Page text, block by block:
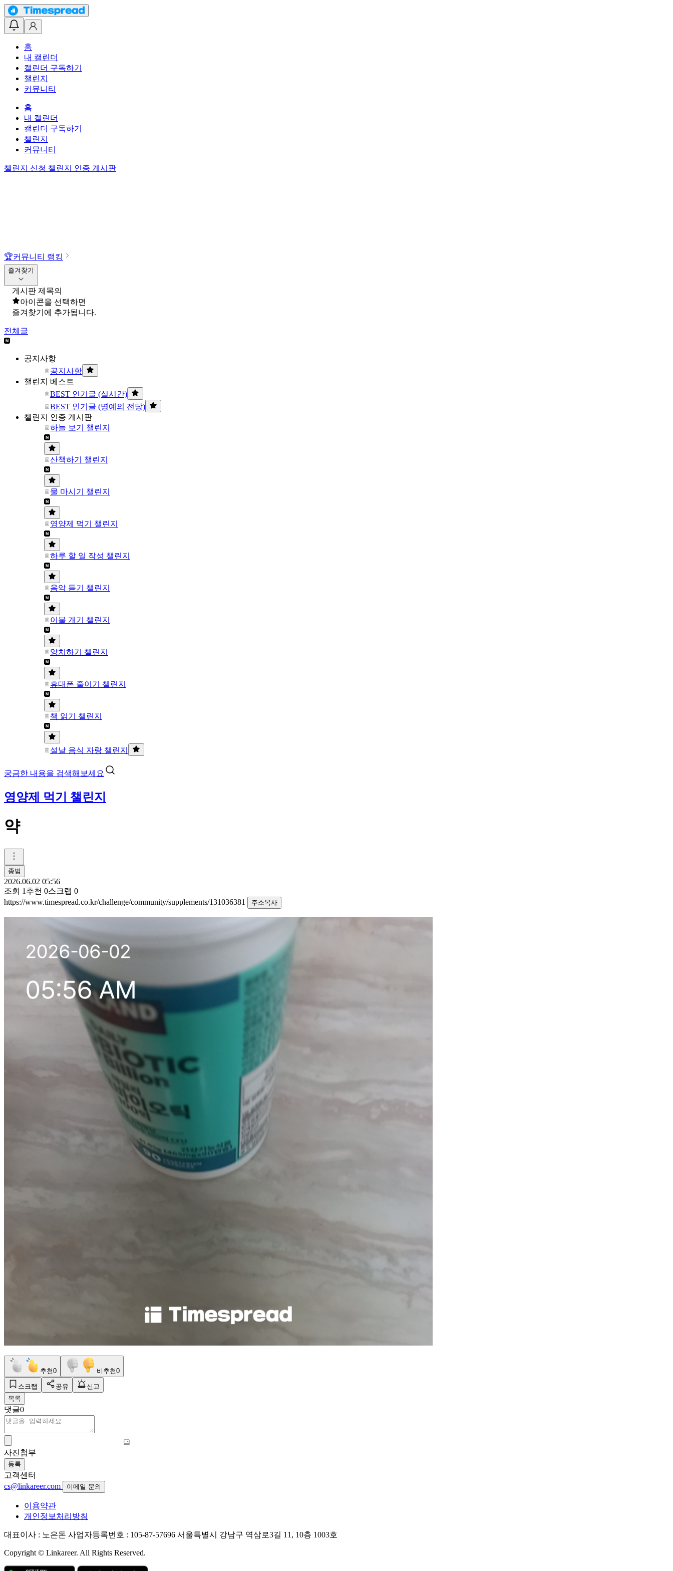
홈
내 캘린더
캘린더 구독하기
챌린지
커뮤니티
홈
내 캘린더
캘린더 구독하기
챌린지
커뮤니티
챌린지 신청 챌린지 인증 게시판
🏆커뮤니티 랭킹
즐겨찾기
게시판 제목의
아이콘을 선택하면
즐겨찾기에 추가됩니다.
전체글
공지사항
공지사항
챌린지 베스트
BEST 인기글 (실시간)
BEST 인기글 (명예의 전당)
챌린지 인증 게시판
하늘 보기 챌린지
산책하기 챌린지
물 마시기 챌린지
영양제 먹기 챌린지
하루 할 일 작성 챌린지
음악 듣기 챌린지
이불 개기 챌린지
양치하기 챌린지
휴대폰 줄이기 챌린지
책 읽기 챌린지
설날 음식 자랑 챌린지
궁금한 내용을 검색해보세요
영양제 먹기 챌린지
약
종범
2026.06.02 05:56
조회 1 추천 0스크랩 0
https://www.timespread.co.kr/challenge/community/supplements/131036381
주소복사
추천0 비추천0
스크랩 공유
신고
목록
댓글0
사진첨부
등록
고객센터
cs@linkareer.com
이메일 문의
이용약관
개인정보처리방침
대표이사 : 노은돈 사업자등록번호 : 105-87-57696 서울특별시 강남구 역삼로3길 11, 10층 1003호
Copyright © Linkareer. All Rights Reserved.